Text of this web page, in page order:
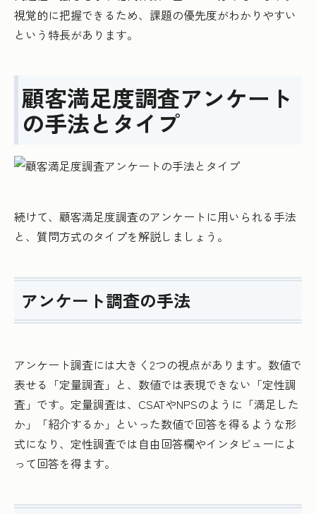
視覚的に把握できるため、課題の優先度がわかりやすい
という特長があります。
顧客満足度調査アンケート
の手法とタイプ
続けて、顧客満足度調査のアンケートに用いられる手法
と、質問方式のタイプを解説しましょう。
アンケート調査の手法
アンケート調査には大きく2つの視点があります。数値で
表せる「定量調査」と、数値では表現できない「定性調
査」です。定量調査は、CSATやNPSのように「満足した
か」「紹介するか」といった数値で回答を得るような形
式になり、定性調査では自由回答欄やインタビューによ
って回答を得ます。